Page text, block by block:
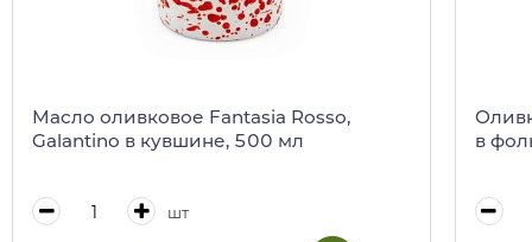
Масло оливковое Fantasia Rosso,
Galantino в кувшине, 500 мл
шт
в